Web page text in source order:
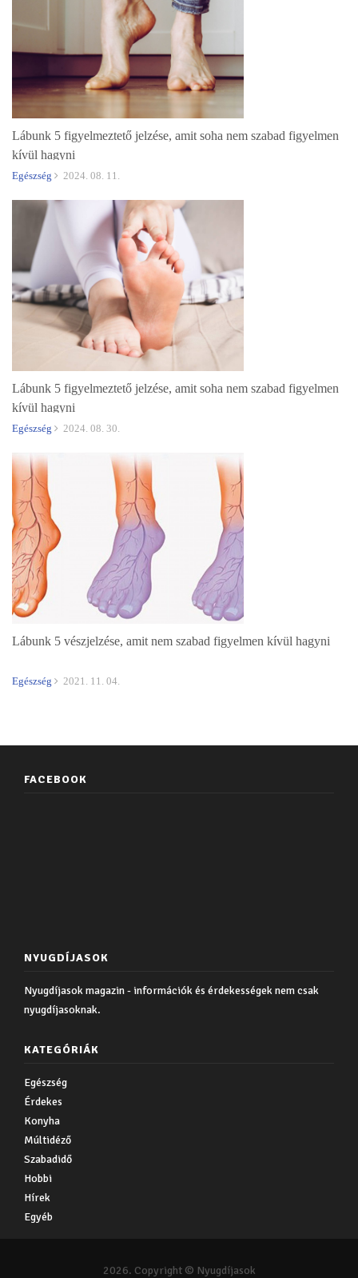
Lábunk 5 figyelmeztető jelzése, amit soha nem szabad figyelmen
kívül hagyni
Egészség 2024. 08. 11.
Lábunk 5 figyelmeztető jelzése, amit soha nem szabad figyelmen
kívül hagyni
Egészség 2024. 08. 30.
Lábunk 5 vészjelzése, amit nem szabad figyelmen kívül hagyni
Egészség 2021. 11. 04.
FACEBOOK
NYUGDÍJASOK
Nyugdíjasok magazin - információk és érdekességek nem csak
nyugdíjasoknak.
KATEGÓRIÁK
Egészség
Érdekes
Konyha
Múltidéző
Szabadidő
Hobbi
Hírek
Egyéb
2026. Copyright © Nyugdíjasok